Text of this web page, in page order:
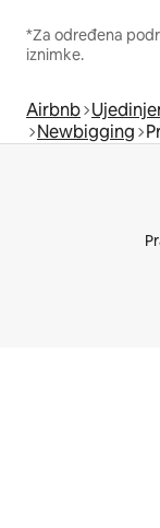
*Za određena
iznimke.
Airbnb
Newbigging